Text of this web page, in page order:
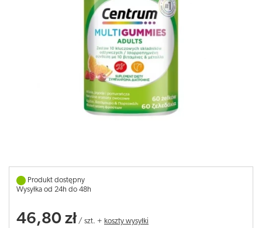
Produkt dostępny
Wysyłka od 24h do 48h
46,80 zł / szt. + koszty wysyłki